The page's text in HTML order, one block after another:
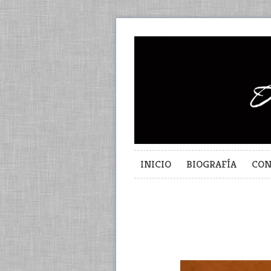
INICIO BIOGRAFÍA